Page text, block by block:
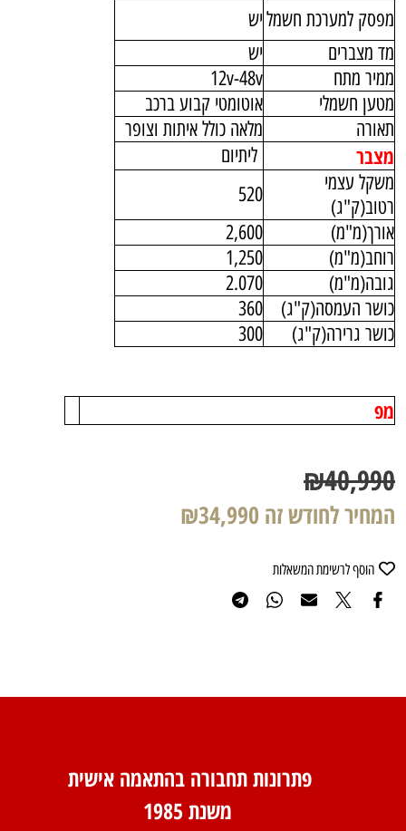
מפסק למערכת חשמליש
מד מצברים
יש
ממיר מתח
12v-48v
מטען חשמלי
אוטומטי קבוע ברכב
תאורה
מלאה כולל איתות וצופר
מצבר
ליתיום
משקל עצמי
רטוב(ק"ג)
520
אורך(מ"מ)
2,600
רוחב(מ"מ)
1,250
גובה(מ"מ)
2.070
כושר העמסה(ק"ג)
360
כושר גרירה(ק"ג)
300
מפ
₪40,990
המחיר לחודש זה ₪34,990
הוסף לרשימת המשאלות
פתרונות תחבורה בהתאמה אישית
משנת 1985